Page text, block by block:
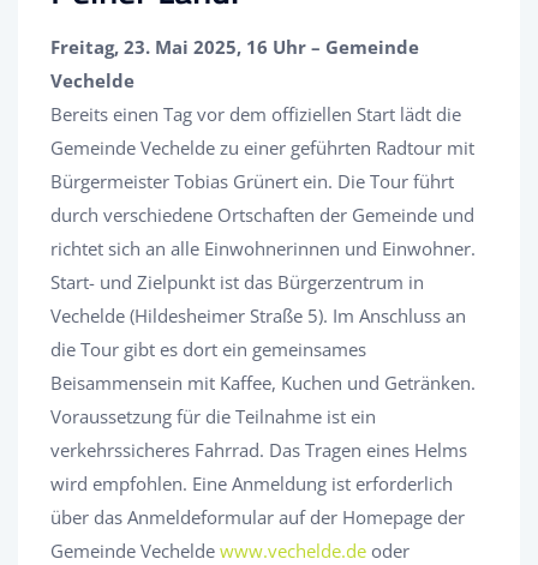
Freitag, 23. Mai 2025, 16 Uhr – Gemeinde
Vechelde
Bereits einen Tag vor dem offiziellen Start lädt die
Gemeinde Vechelde zu einer geführten Radtour mit
Bürgermeister Tobias Grünert ein. Die Tour führt
durch verschiedene Ortschaften der Gemeinde und
richtet sich an alle Einwohnerinnen und Einwohner.
Start- und Zielpunkt ist das Bürgerzentrum in
Vechelde (Hildesheimer Straße 5). Im Anschluss an
die Tour gibt es dort ein gemeinsames
Beisammensein mit Kaffee, Kuchen und Getränken.
Voraussetzung für die Teilnahme ist ein
verkehrssicheres Fahrrad. Das Tragen eines Helms
wird empfohlen. Eine Anmeldung ist erforderlich
über das Anmeldeformular auf der Homepage der
Gemeinde Vechelde www.vechelde.de oder